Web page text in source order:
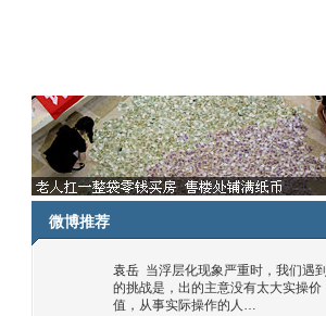
微博推荐
袁岳 当浮层化现象严重时，我们遇到
的挑战是，出的主意没有太大实操价
值，从事实际操作的人…